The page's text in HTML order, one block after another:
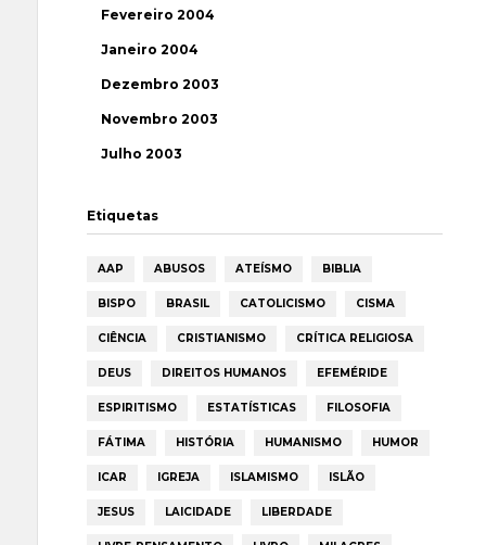
Fevereiro 2004
Janeiro 2004
Dezembro 2003
Novembro 2003
Julho 2003
Etiquetas
AAP ABUSOS ATEÍSMO BIBLIA
BISPO BRASIL CATOLICISMO CISMA
CIÊNCIA CRISTIANISMO CRÍTICA RELIGIOSA
DEUS DIREITOS HUMANOS EFEMÉRIDE
ESPIRITISMO ESTATÍSTICAS FILOSOFIA
FÁTIMA HISTÓRIA HUMANISMO HUMOR
ICAR IGREJA ISLAMISMO ISLÃO
JESUS LAICIDADE LIBERDADE